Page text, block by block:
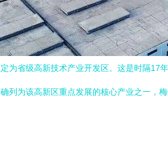
为省级高新技术产业开发区。这是时隔
列为该高新区重点发展的核心产业之一，